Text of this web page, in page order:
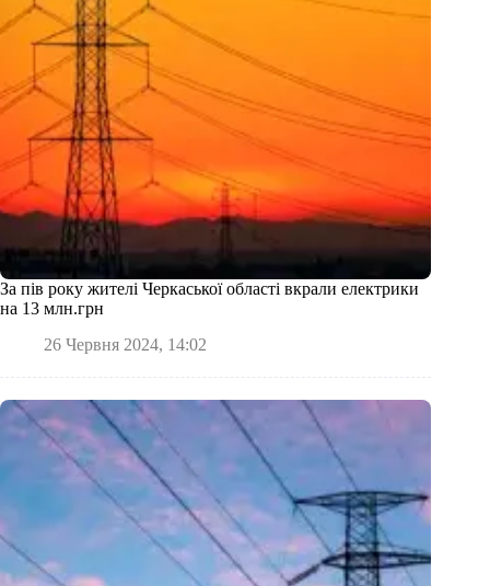
За пів року жителі Черкаської області вкрали електрики
на 13 млн.грн
26 Червня 2024, 14:02